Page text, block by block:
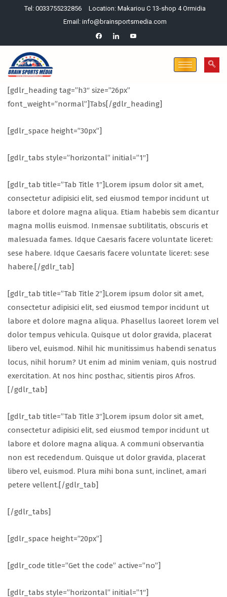
Tel: 0033755232856
Location: Makariou C 13-shop 4 Ormidia
Email: info@brainsportsmedia.com
[gdlr_heading tag=”h3″ size=”26px”
font_weight=”normal”]Tabs[/gdlr_heading]
[gdlr_space height=”30px”]
[gdlr_tabs style=”horizontal” initial=”1″]
[gdlr_tab title=”Tab Title 1″]Lorem ipsum dolor sit amet,
consectetur adipisici elit, sed eiusmod tempor incidunt ut
labore et dolore magna aliqua. Etiam habebis sem dicantur
magna mollis euismod. Inmensae subtilitatis, obscuris et
malesuada fames. Idque Caesaris facere voluntate liceret:
sese habere. Idque Caesaris facere voluntate liceret: sese
habere.[/gdlr_tab]
[gdlr_tab title=”Tab Title 2″]Lorem ipsum dolor sit amet,
consectetur adipisici elit, sed eiusmod tempor incidunt ut
labore et dolore magna aliqua. Phasellus laoreet lorem vel
dolor tempus vehicula. Quisque ut dolor gravida, placerat
libero vel, euismod. Nihil hic munitissimus habendi senatus
locus, nihil horum? Ut enim ad minim veniam, quis nostrud
exercitation. At nos hinc posthac, sitientis piros Afros.
[/gdlr_tab]
[gdlr_tab title=”Tab Title 3″]Lorem ipsum dolor sit amet,
consectetur adipisici elit, sed eiusmod tempor incidunt ut
labore et dolore magna aliqua. A communi observantia
non est recedendum. Quisque ut dolor gravida, placerat
libero vel, euismod. Plura mihi bona sunt, inclinet, amari
petere vellent.[/gdlr_tab]
[/gdlr_tabs]
[gdlr_space height=”20px”]
[gdlr_code title=”Get the code” active=”no”]
[gdlr_tabs style=”horizontal” initial=”1″]